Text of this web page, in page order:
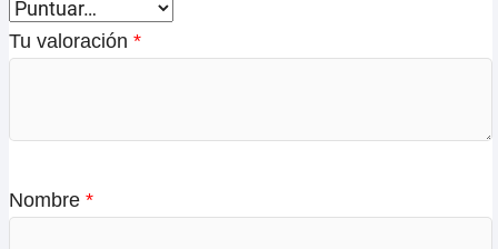
Tu valoración *
Nombre *